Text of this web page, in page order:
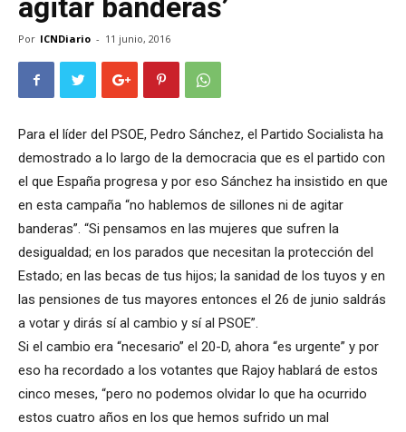
agitar banderas’
Por ICNDiario - 11 junio, 2016
Para el líder del PSOE, Pedro Sánchez, el Partido Socialista ha
demostrado a lo largo de la democracia que es el partido con
el que España progresa y por eso Sánchez ha insistido en que
en esta campaña “no hablemos de sillones ni de agitar
banderas”. “Si pensamos en las mujeres que sufren la
desigualdad; en los parados que necesitan la protección del
Estado; en las becas de tus hijos; la sanidad de los tuyos y en
las pensiones de tus mayores entonces el 26 de junio saldrás
a votar y dirás sí al cambio y sí al PSOE”.
Si el cambio era “necesario” el 20-D, ahora “es urgente” y por
eso ha recordado a los votantes que Rajoy hablará de estos
cinco meses, “pero no podemos olvidar lo que ha ocurrido
estos cuatro años en los que hemos sufrido un mal